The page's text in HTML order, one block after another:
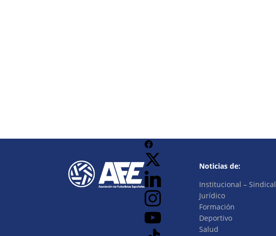
Noticias de:
Institucional – Sindical
Jurídico
Formación
Deportivo
Salud